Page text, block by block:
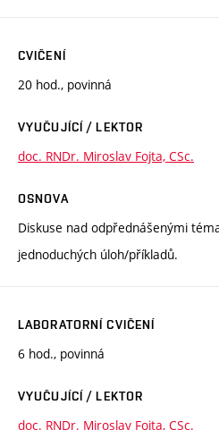
CVIČENÍ
20 hod., povinná
VYUČUJÍCÍ / LEKTOR
doc. RNDr. Miroslav Fojta, CSc.
OSNOVA
Diskuse nad odpřednášenými
jednoduchých úloh/příkladů.
LABORATORNÍ CVIČENÍ
6 hod., povinná
VYUČUJÍCÍ / LEKTOR
doc. RNDr. Miroslav Fojta, CSc.